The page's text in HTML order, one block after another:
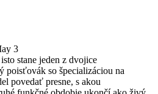
3
stane jeden z dvojice
poisťovák so špecializáciou na
povedať presne, s akou